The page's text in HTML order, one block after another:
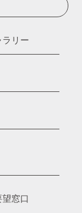
ラリー
窓口